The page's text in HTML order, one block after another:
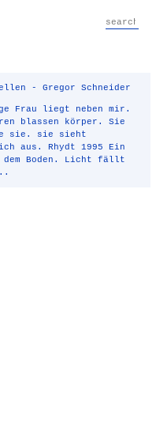
- Gregor Schneider
Frau liegt neben mir.
blassen körper. Sie
sie. sie sieht
aus. Rhydt 1995 Ein
Boden. Licht fällt